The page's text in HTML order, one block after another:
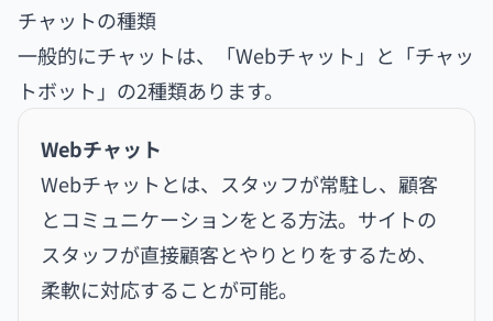
チャットの種類
一般的にチャットは、「Webチャット」と「チャッ
トボット」の2種類あります。
Webチャット
Webチャットとは、スタッフが常駐し、顧客
とコミュニケーションをとる方法。サイトの
スタッフが直接顧客とやりとりをするため、
柔軟に対応することが可能。